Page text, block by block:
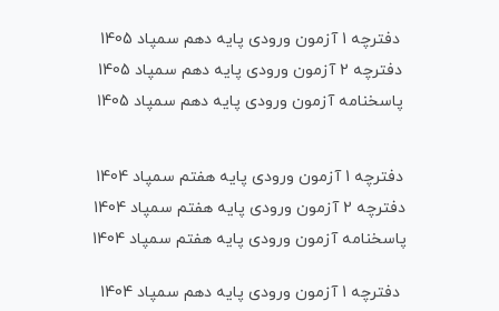
دفترچه 1 آزمون ورودی پایه دهم سمپاد 1405
دفترچه 2 آزمون ورودی پایه دهم سمپاد 1405
پاسخنامه آزمون ورودی پایه دهم سمپاد 1405
دفترچه 1 آزمون ورودی پایه هفتم سمپاد 1404
دفترچه 2 آزمون ورودی پایه هفتم سمپاد 1404
پاسخنامه آزمون ورودی پایه هفتم سمپاد 1404
دفترچه 1 آزمون ورودی پایه دهم سمپاد 1404